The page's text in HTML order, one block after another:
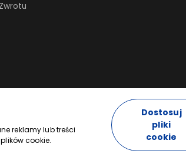
reklamy lub treści
cookie.
Dostosuj
pliki
cookie